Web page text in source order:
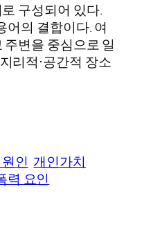
로 구성되어 있다.
어의 결합이다. 여
주변을 중심으로 일
리적⋅공간적 장소
인 개인가치
력 요인